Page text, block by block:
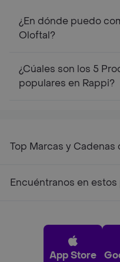
¿En dónde puedo
Oloftal?
¿Cúales son los 5
populares en Rappi?
Top Marcas y Cadenas
Encuéntranos en estos
App Store